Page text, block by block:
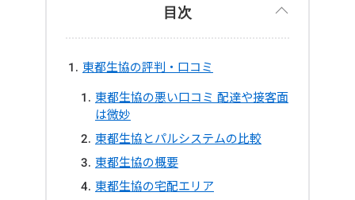
目次
東都生協の評判・口コミ
東都生協の悪い口コミ 配達や接客面
は微妙
東都生協とパルシステムの比較
東都生協の概要
東都生協の宅配エリア